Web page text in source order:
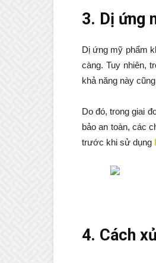
3. Dị ứng
Dị ứng mỹ phẩm
càng. Tuy nhiên,
khả năng này
Do đó, trong giai
bảo an toàn, các
trước khi sử dụng
4. Cách